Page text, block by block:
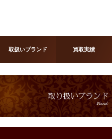
取扱いブランド 買取実績